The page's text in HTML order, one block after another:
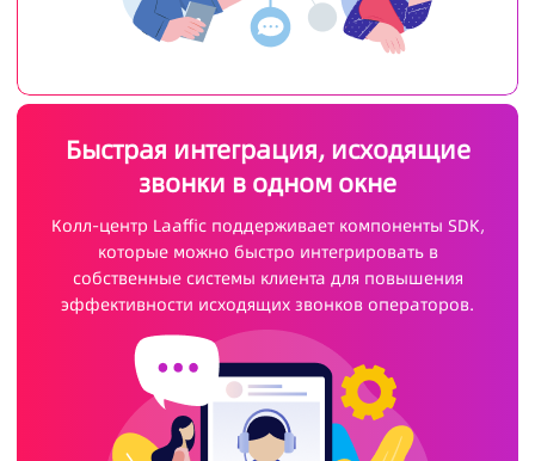
Быстрая интеграция, исходящие
звонки в одном окне
Колл-центр Laaffic поддерживает компоненты SDK,
которые можно быстро интегрировать в
собственные системы клиента для повышения
эффективности исходящих звонков операторов.